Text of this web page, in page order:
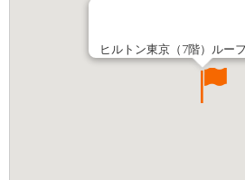
ヒルトン東京（7階）ルー